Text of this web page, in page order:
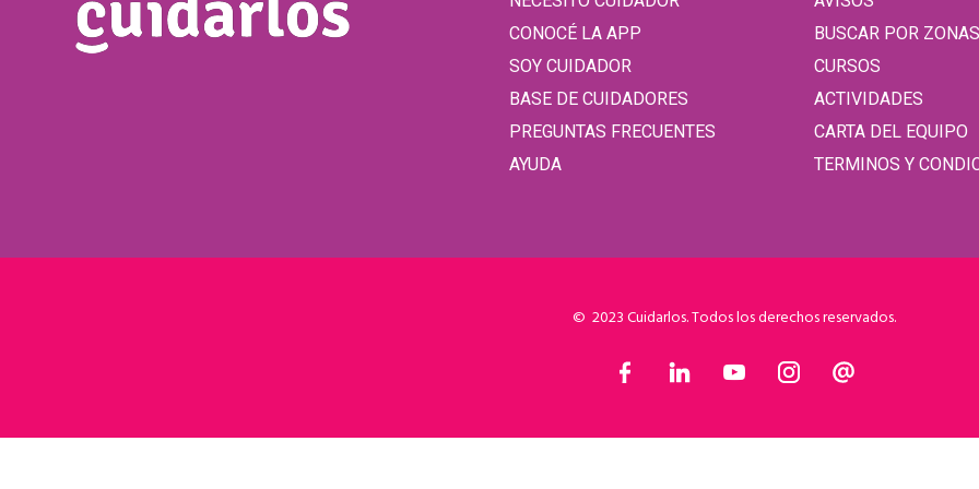
CONOCÉ LA APP
SOY CUIDADOR
BASE DE CUIDADORES
PREGUNTAS FRECUENTES
AYUDA
BUSCAR POR ZONAS
CURSOS
ACTIVIDADES
CARTA DEL EQUIPO
TERMINOS Y
© 2023 Cuidarlos. Todos los derechos reservados.